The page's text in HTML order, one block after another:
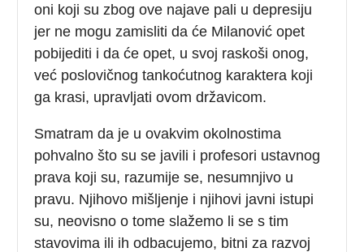
oni koji su zbog ove najave pali u depresiju
jer ne mogu zamisliti da će Milanović opet
pobijediti i da će opet, u svoj raskoši onog,
već poslovičnog tankoćutnog karaktera koji
ga krasi, upravljati ovom državicom.
Smatram da je u ovakvim okolnostima
pohvalno što su se javili i profesori ustavnog
prava koji su, razumije se, nesumnjivo u
pravu. Njihovo mišljenje i njihovi javni istupi
su, neovisno o tome slažemo li se s tim
stavovima ili ih odbacujemo, bitni za razvoj